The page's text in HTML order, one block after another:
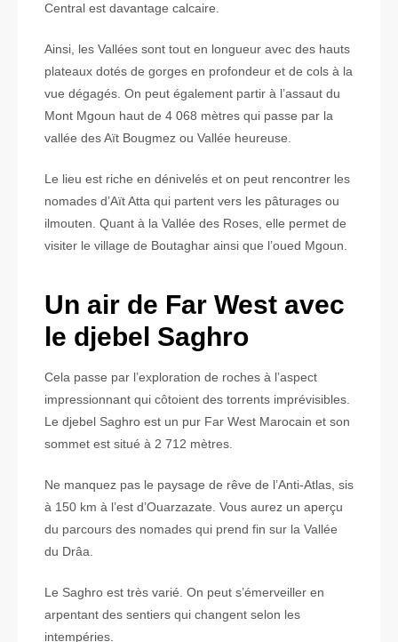
Central est davantage calcaire.
Ainsi, les Vallées sont tout en longueur avec des hauts
plateaux dotés de gorges en profondeur et de cols à la
vue dégagés. On peut également partir à l’assaut du
Mont Mgoun haut de 4 068 mètres qui passe par la
vallée des Aït Bougmez ou Vallée heureuse.
Le lieu est riche en dénivelés et on peut rencontrer les
nomades d’Aït Atta qui partent vers les pâturages ou
ilmouten. Quant à la Vallée des Roses, elle permet de
visiter le village de Boutaghar ainsi que l’oued Mgoun.
Un air de Far West avec
le djebel Saghro
Cela passe par l’exploration de roches à l’aspect
impressionnant qui côtoient des torrents imprévisibles.
Le djebel Saghro est un pur Far West Marocain et son
sommet est situé à 2 712 mètres.
Ne manquez pas le paysage de rêve de l’Anti-Atlas, sis
à 150 km à l’est d’Ouarzazate. Vous aurez un aperçu
du parcours des nomades qui prend fin sur la Vallée
du Drâa.
Le Saghro est très varié. On peut s’émerveiller en
arpentant des sentiers qui changent selon les
intempéries.